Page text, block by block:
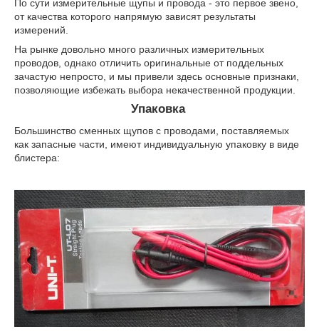
По сути измерительные щупы и провода - это первое звено,
от качества которого напрямую зависят результаты
измерений.
На рынке довольно много различных измерительных
проводов, однако отличить оригинальные от поддельных
зачастую непросто, и мы привели здесь основные признаки,
позволяющие избежать выбора некачественной продукции.
Упаковка
Большинство сменных щупов с проводами, поставляемых
как запасные части, имеют индивидуальную упаковку в виде
блистера: